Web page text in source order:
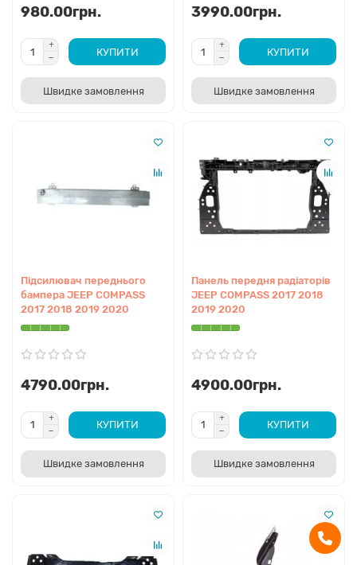
980.00грн.
КУПИТИ
Швидке замовлення
3990.00грн.
КУПИТИ
Швидке замовлення
Підсилювач переднього
бампера JEEP COMPASS
2017 2018 2019 2020
4790.00грн.
КУПИТИ
Швидке замовлення
Панель передня радіаторів
JEEP COMPASS 2017 2018
2019 2020
4900.00грн.
КУПИТИ
Швидке замовлення